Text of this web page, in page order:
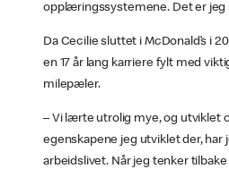
opplæringssystemene. Det er jeg
Da Cecilie sluttet i McDonald’s i
en 17 år lang karriere fylt med
milepæler.
– Vi lærte utrolig mye, og utviklet
egenskapene jeg utviklet der, har
arbeidslivet. Når jeg tenker tilbake